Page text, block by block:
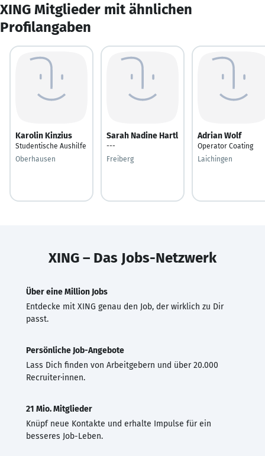
XING Mitglieder mit ähnlichen
Profilangaben
Karolin Kinzius
Studentische Aushilfe
Oberhausen
Sarah Nadine Hartl
---
Freiberg
Adrian Wolf
Operator Coating
Laichingen
XING – Das Jobs-Netzwerk
Über eine Million Jobs
Entdecke mit XING genau den Job, der wirklich zu Dir
passt.
Persönliche Job-Angebote
Lass Dich finden von Arbeitgebern und über 20.000
Recruiter·innen.
21 Mio. Mitglieder
Knüpf neue Kontakte und erhalte Impulse für ein
besseres Job-Leben.